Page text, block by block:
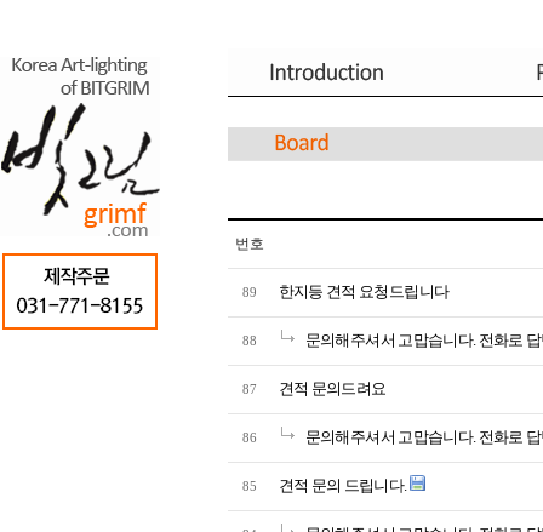
번호
89 한지등 견적 요청드립니다
88 문의해주셔서 고맙습니다. 전화로
87 견적 문의드려요
86 문의해주셔서 고맙습니다. 전화로
85 견적 문의 드립니다.